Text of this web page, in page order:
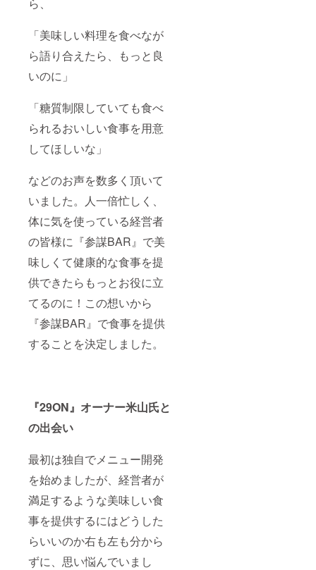
「美味しい料理を食べなが
ら語り合えたら、もっと良
いのに」
「糖質制限していても食べ
られるおいしい食事を用意
してほしいな」
などのお声を数多く頂いて
いました。人一倍忙しく、
体に気を使っている経営者
の皆様に『参謀BAR』で美
味しくて健康的な食事を提
供できたらもっとお役に立
てるのに！この想いから
『参謀BAR』で食事を提供
することを決定しました。
『29ON』オーナー米山氏と
の出会い
最初は独自でメニュー開発
を始めましたが、経営者が
満足するような美味しい食
事を提供するにはどうした
らいいのか右も左も分から
ずに、思い悩んでいまし